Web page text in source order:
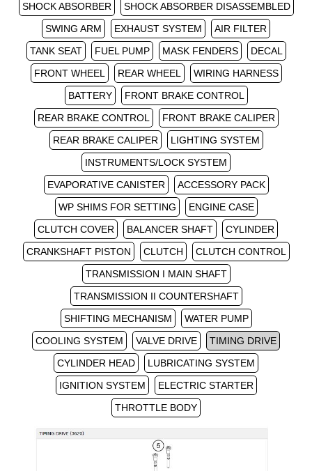
SHOCK ABSORBER
SHOCK ABSORBER DISASSEMBLED
SWING ARM
EXHAUST SYSTEM
AIR FILTER
TANK SEAT
FUEL PUMP MASK FENDERS
DECAL
FRONT WHEEL
REAR WHEEL
WIRING HARNESS
BATTERY
FRONT BRAKE CONTROL
REAR BRAKE CONTROL
FRONT BRAKE CALIPER
REAR BRAKE CALIPER
LIGHTING SYSTEM
INSTRUMENTS/LOCK SYSTEM
EVAPORATIVE CANISTER
ACCESSORY PACK
WP SHIMS FOR SETTING
ENGINE CASE
CLUTCH COVER
BALANCER SHAFT
CYLINDER
CRANKSHAFT PISTON
CLUTCH
CLUTCH CONTROL
TRANSMISSION I MAIN SHAFT
TRANSMISSION II COUNTERSHAFT
SHIFTING MECHANISM
WATER PUMP
COOLING SYSTEM
VALVE DRIVE
TIMING DRIVE
CYLINDER HEAD
LUBRICATING SYSTEM
IGNITION SYSTEM
ELECTRIC STARTER
THROTTLE BODY